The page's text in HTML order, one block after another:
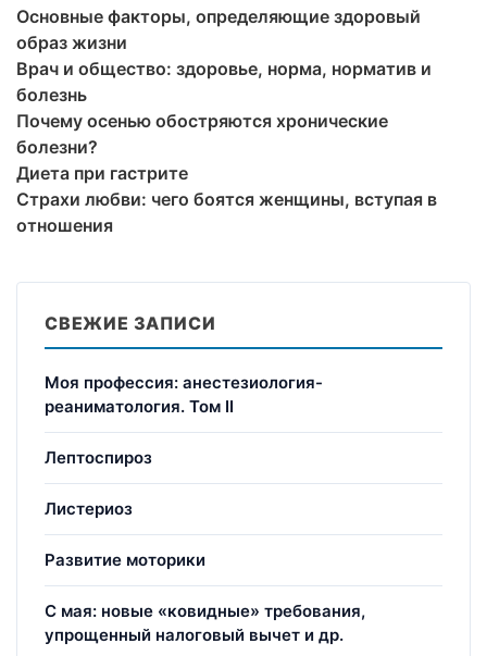
Основные факторы, определяющие здоровый
образ жизни
Врач и общество: здоровье, норма, норматив и
болезнь
Почему осенью обостряются хронические
болезни?
Диета при гастрите
Страхи любви: чего боятся женщины, вступая в
отношения
СВЕЖИЕ ЗАПИСИ
Моя профессия: анестезиология-
реаниматология. Том II
Лептоспироз
Листериоз
Развитие моторики
С мая: новые «ковидные» требования,
упрощенный налоговый вычет и др.